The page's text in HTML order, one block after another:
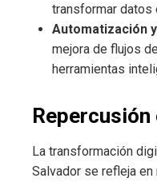
transformar datos
Automatización
mejora de flujos
herramientas
La transformación
Salvador se refleja